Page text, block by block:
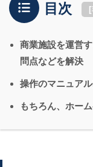
目次 [
商業施設を運営
問点などを解決
操作のマニュア
もちろん、ホー